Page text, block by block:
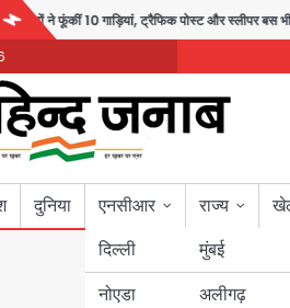
10 गाड़ियां, ट्रैफिक पोस्ट और स्लीपर बस भी जलाई,
दुनिया
एनसीआर
दिल्ली
नोएडा
राज्य
मुंबई
उत्तर प्रदेश
अलीगढ़